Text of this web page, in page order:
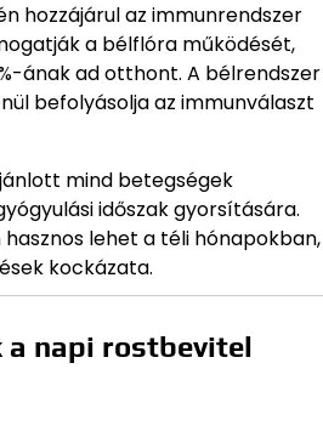
hozzájárul az immunrendszer
a bélflóra működését,
ának ad otthont. A bélrendszer
befolyásolja az immunválaszt
mind betegségek
időszak gyorsítására.
lehet a téli hónapokban,
kockázata.
a napi rostbevitel